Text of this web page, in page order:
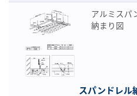
アルミスパ
納まり図
スパンドレル